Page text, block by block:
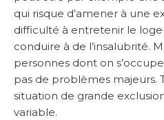
qui risque d’amener à une
difficulté à entretenir le
conduire à de l’insalubrité.
personnes dont on
pas de problèmes majeurs.
situation de grande
variable.